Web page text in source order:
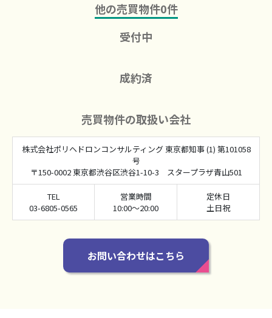
他の売買物件0件
受付中
成約済
売買物件の取扱い会社
株式会社ポリヘドロンコンサルティング 東京都知事 (1) 第101058
号
〒150-0002 東京都渋谷区渋谷1-10-3 スタープラザ青山501
TEL
03-6805-0565
営業時間
10:00～20:00
定休日
土日祝
お問い合わせはこちら